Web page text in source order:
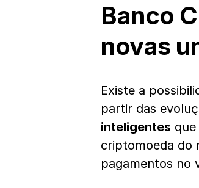
Banco
novas
Existe a
partir das
inteligentes
criptomoeda do
pagamentos no